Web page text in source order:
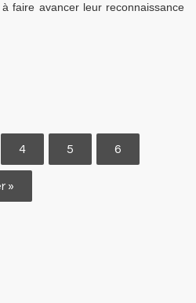
faire avancer leur reconnaissance
4 5 6
»